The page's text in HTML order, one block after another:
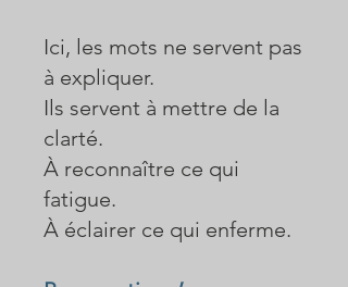
Ici, les mots ne servent pas
à expliquer.
Ils servent à mettre de la
clarté.
À reconnaître ce qui
fatigue.
À éclairer ce qui enferme.